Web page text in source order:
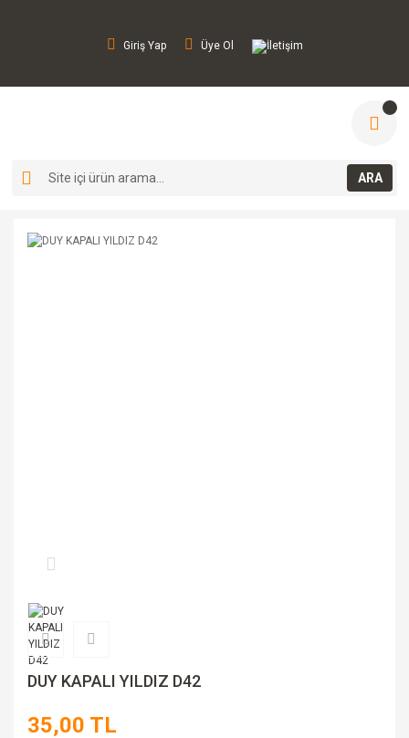
Giriş Yap Üye Ol İletişim
ARA
DUY KAPALI YILDIZ D42
35,00 TL